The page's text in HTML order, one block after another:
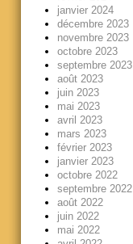
janvier 2024
décembre 2023
novembre 2023
octobre 2023
septembre 2023
août 2023
juin 2023
mai 2023
avril 2023
mars 2023
février 2023
janvier 2023
octobre 2022
septembre 2022
août 2022
juin 2022
mai 2022